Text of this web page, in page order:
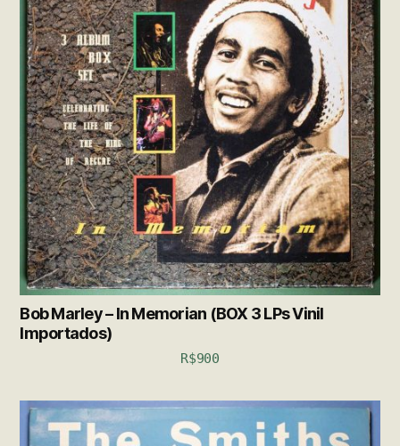
Bob Marley – In Memorian (BOX 3 LPs Vinil
Importados)
R$900